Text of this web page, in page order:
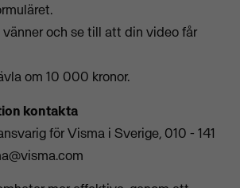
och se till att din video får
om 10 000 kronor.
kontakta
för Visma i Sverige, 010 - 141